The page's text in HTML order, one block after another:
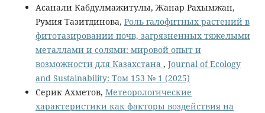
Асанали Кабдулмажитулы, Жанар Рахымжан,
Румия Тазитдинова, Роль галофитных растений в
фитотазировании почв, загрязненных тяжелыми
металлами и солями: мировой опыт и
возможности для Казахстана , Journal of Ecology
and Sustainability: Том 153 № 1 (2025)
Серик Ахметов, Метеорологические
характеристики как факторы воздействия на